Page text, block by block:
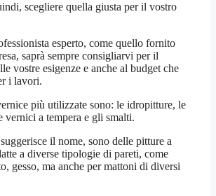
scegliere quella giusta per il vostro
esperto, come quello fornito
saprà sempre consigliarvi per il
vostre esigenze e anche al budget che
i lavori.
più utilizzate sono: le idropitture, le
vernici a tempera e gli smalti.
il nome, sono delle pitture a
a diverse tipologie di pareti, come
gesso, ma anche per mattoni di diversi